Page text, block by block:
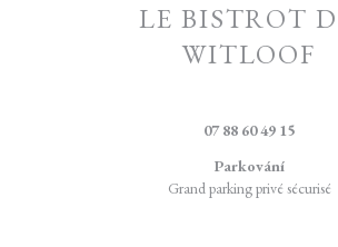
LE BISTROT
WITLOOF
07 88 60 49 15
Parkování
Grand parking privé sécurisé